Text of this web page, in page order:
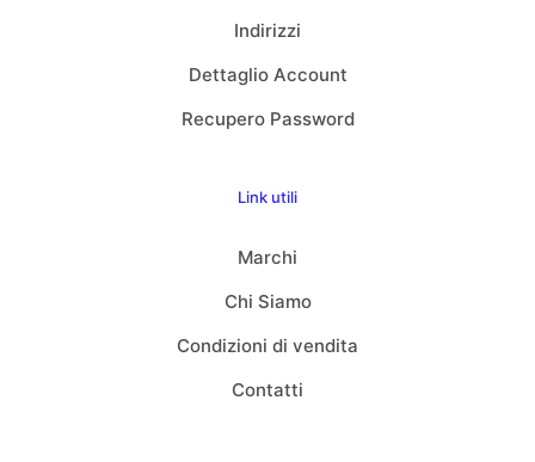
Indirizzi
Dettaglio Account
Recupero Password
Link utili
Marchi
Chi Siamo
Condizioni di vendita
Contatti